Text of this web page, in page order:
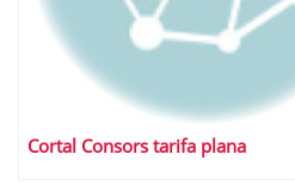
Cortal Consors tarifa plana